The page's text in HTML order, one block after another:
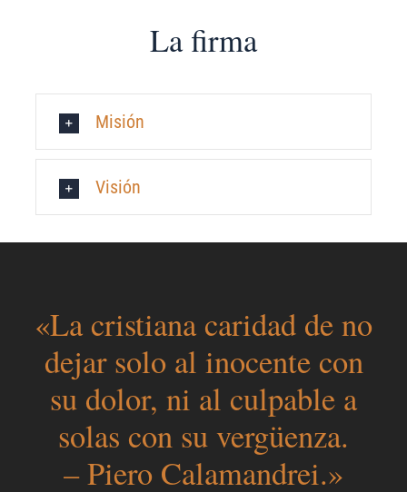
La firma
Misión
Visión
«La cristiana caridad de no
dejar solo al inocente con
su dolor, ni al culpable a
solas con su vergüenza.
– Piero Calamandrei.»